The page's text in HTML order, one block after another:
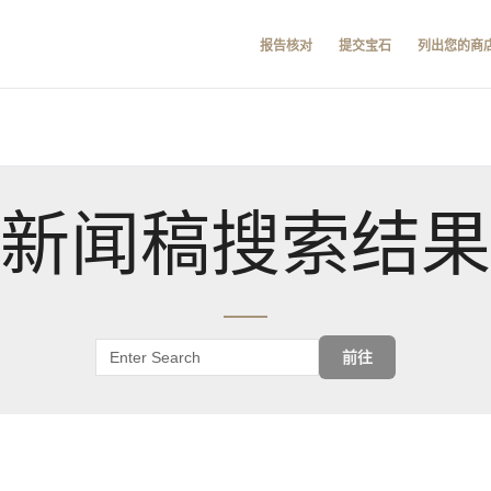
报告核对 提交宝石 列出您的商
新闻稿搜索结果
前往